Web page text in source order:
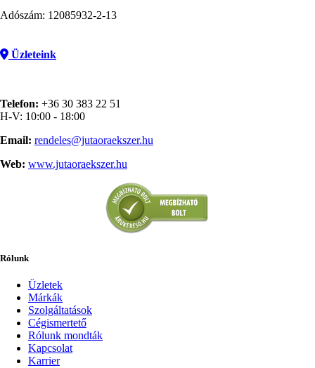
Adószám: 12085932-2-13
Üzleteink
Telefon: +36 30 383 22 51
H-V: 10:00 - 18:00
Email: rendeles@jutaoraekszer.hu
Web: www.jutaoraekszer.hu
Rólunk
Üzletek
Márkák
Szolgáltatások
Cégismertető
Rólunk mondták
Kapcsolat
Karrier